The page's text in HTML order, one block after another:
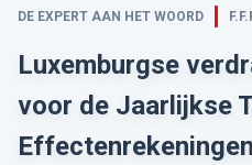
DE EXPERT AAN HET WOORD
Luxemburgse
voor de Jaarlijkse